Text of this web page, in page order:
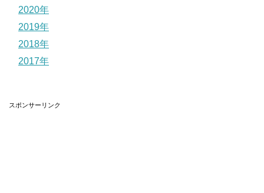
2020年
2019年
2018年
2017年
スポンサーリンク